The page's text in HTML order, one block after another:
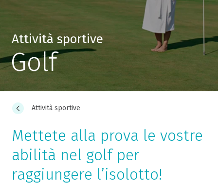
Attività sportive
Golf
Attività sportive
Mettete alla prova le vostre
abilità nel golf per
raggiungere l’isolotto!